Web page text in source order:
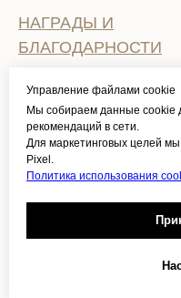
Управление файлами cookie
Мы собираем данные cookie
рекомендаций в сети.
Для маркетинговых целей
Pixel.
Политика использования
НАГРАДЫ И
БЛАГОДАРНОСТИ
ВАКАНСИИ
ЗАДАТЬ ВОПРОС
СВИДЕТЕЛЬСТВО О
ПРИСВОЕНИИ
КАТЕГОРИИ